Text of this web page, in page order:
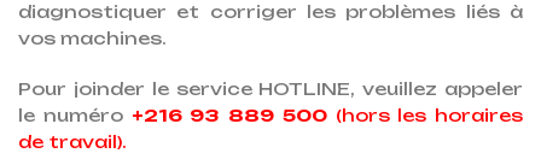
diagnostiquer et corriger les problèmes liés à
vos machines.
Pour joinder le service HOTLINE, veuillez appeler
le numéro +216 93 889 500(hors les horaires
de travail).